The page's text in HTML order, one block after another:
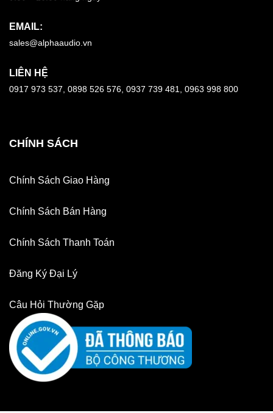
EMAIL:
sales@alphaaudio.vn
LIÊN HỆ
0917 973 537, 0898 526 576, 0937 739 481, 0963 998 800
CHÍNH SÁCH
Chính Sách Giao Hàng
Chính Sách Bán Hàng
Chính Sách Thanh Toán
Đăng Ký Đại Lý
Câu Hỏi Thường Gặp